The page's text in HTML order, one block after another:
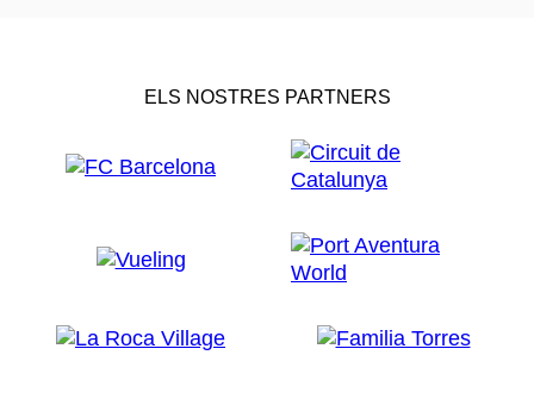
ELS NOSTRES PARTNERS